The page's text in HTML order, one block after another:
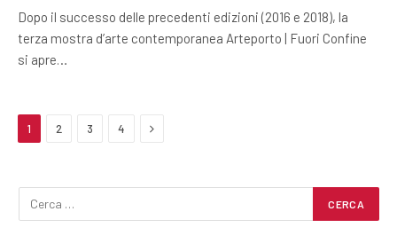
Dopo il successo delle precedenti edizioni (2016 e 2018), la
terza mostra d’arte contemporanea Arteporto | Fuori Confine
si apre…
1 2 3 4 Next